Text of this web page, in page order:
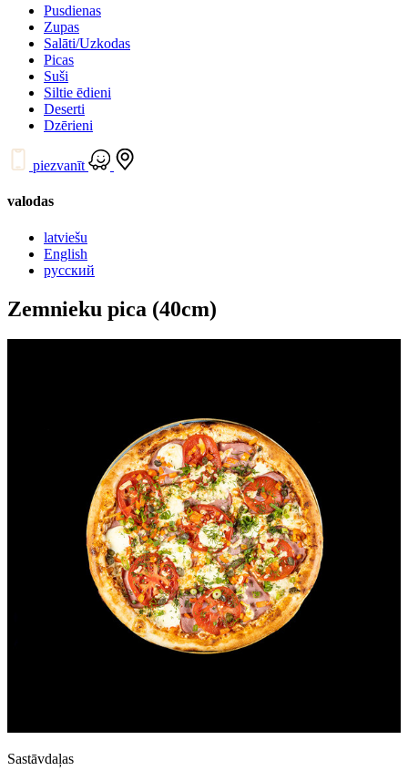
Pusdienas
Zupas
Salāti/Uzkodas
Picas
Suši
Siltie ēdieni
Deserti
Dzērieni
piezvanīt
valodas
latviešu
English
русский
Zemnieku pica (40cm)
Sastāvdaļas